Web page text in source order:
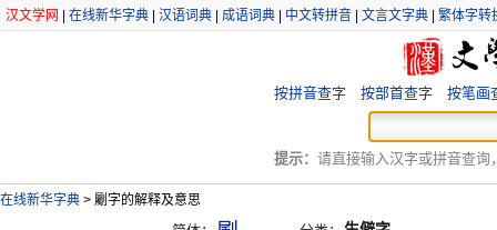
汉文学网 在线新华字典 汉语词典 成语词典 中文转拼音 文言文字典 繁体字转
按拼音查字 按部首查字 按笔画
提示： 请直接输入汉字或拼音查询
在线新华字典 > 劚字的解释及意思